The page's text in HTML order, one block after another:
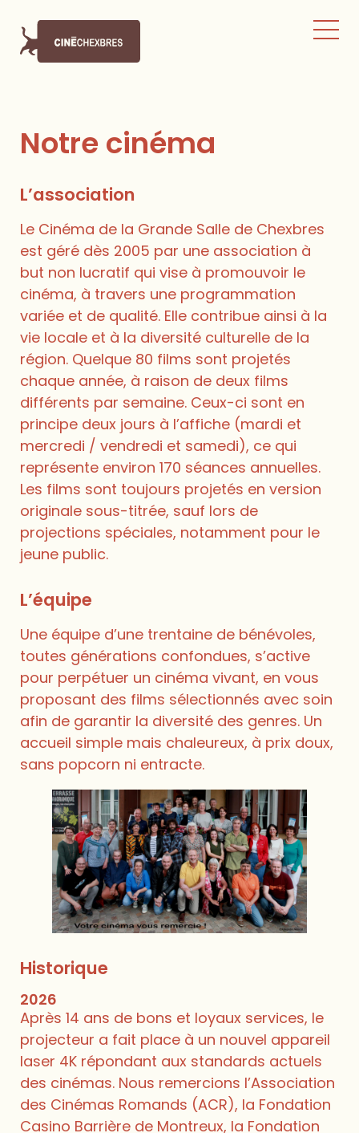
Notre cinéma
L’association
Le Cinéma de la Grande Salle de Chexbres
est géré dès 2005 par une association à
but non lucratif qui vise à promouvoir le
cinéma, à travers une programmation
variée et de qualité. Elle contribue ainsi à la
vie locale et à la diversité culturelle de la
région. Quelque 80 films sont projetés
chaque année, à raison de deux films
différents par semaine. Ceux-ci sont en
principe deux jours à l’affiche (mardi et
mercredi / vendredi et samedi), ce qui
représente environ 170 séances annuelles.
Les films sont toujours projetés en version
originale sous-titrée, sauf lors de
projections spéciales, notamment pour le
jeune public.
L’équipe
Une équipe d’une trentaine de bénévoles,
toutes générations confondues, s’active
pour perpétuer un cinéma vivant, en vous
proposant des films sélectionnés avec soin
afin de garantir la diversité des genres. Un
accueil simple mais chaleureux, à prix doux,
sans popcorn ni entracte.
Historique
2026
Après 14 ans de bons et loyaux services, le
projecteur a fait place à un nouvel appareil
laser 4K répondant aux standards actuels
des cinémas. Nous remercions l’Association
des Cinémas Romands (ACR), la Fondation
Casino Barrière de Montreux, la Fondation